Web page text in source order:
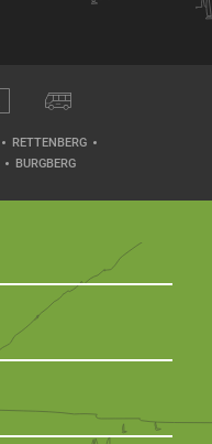
RETTENBERG
BURGBERG